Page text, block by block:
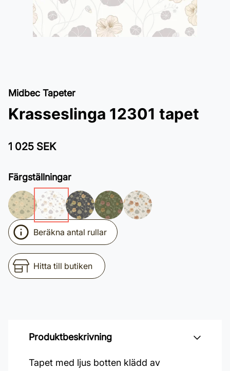
Midbec Tapeter
Krasseslinga 12301 tapet
1 025 SEK
Färgställningar
Beräkna antal rullar
Hitta till butiken
Produktbeskrivning
Tapet med ljus botten klädd av